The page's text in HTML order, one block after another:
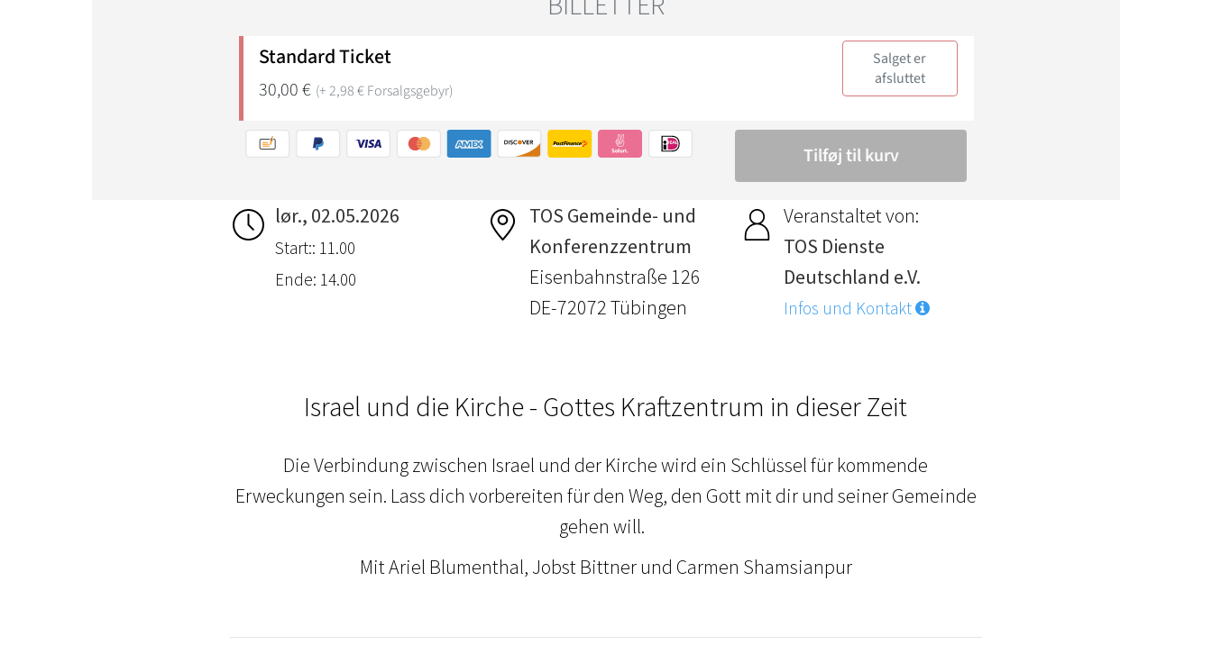
lør., 02.05.2026
Start:: 11.00
Ende: 14.00
TOS Gemeinde- und
Konferenzzentrum
Eisenbahnstraße 126
DE-72072 Tübingen
Veranstaltet von:
TOS Dienste
Deutschland e.V.
Infos und Kontakt
Israel und die Kirche - Gottes Kraftzentrum in dieser Zeit
Die Verbindung zwischen Israel und der Kirche wird ein Schlüssel für kommende
Erweckungen sein. Lass dich vorbereiten für den Weg, den Gott mit dir und seiner Gemeinde
gehen will.
Mit Ariel Blumenthal, Jobst Bittner und Carmen Shamsianpur